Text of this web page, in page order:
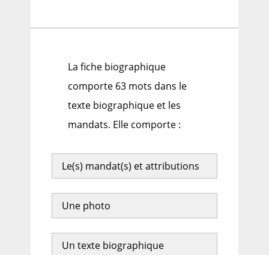
La fiche biographique
comporte 63 mots dans le
texte biographique et les
mandats. Elle comporte :
Le(s) mandat(s) et attributions
Une photo
Un texte biographique